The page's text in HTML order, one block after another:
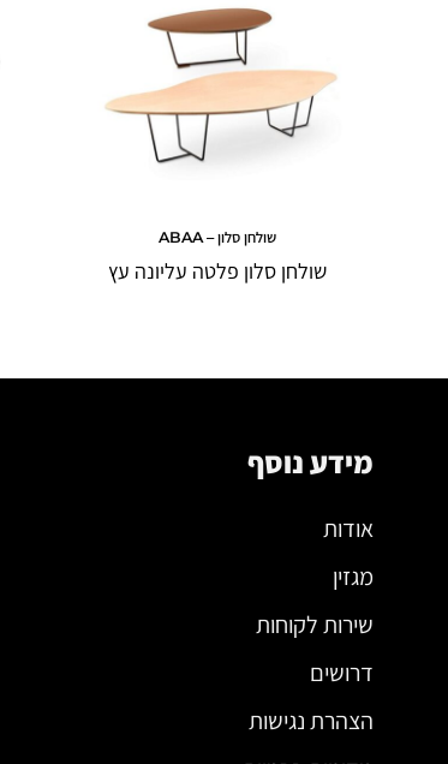
שולחן סלון – ABAA
שולחן סלון פלטה עליונה עץ
מידע נוסף
אודות
מגזין
שירות לקוחות
דרושים
הצהרת נגישות